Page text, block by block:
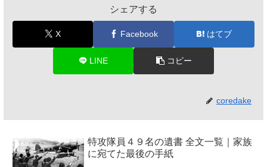
シェアする
X Facebook はてブ
LINE コピー
coredake
特攻隊員４９名の遺書 全文一覧｜家族
に宛てた最後の手紙